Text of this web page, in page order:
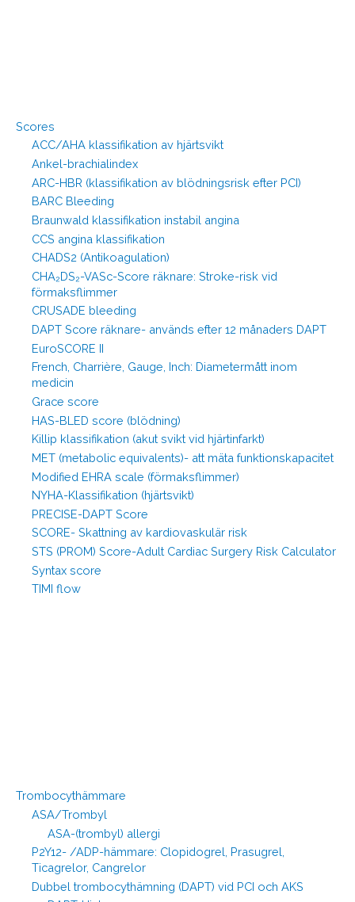
Scores
ACC/AHA klassifikation av hjärtsvikt
Ankel-brachialindex
ARC-HBR (klassifikation av blödningsrisk efter PCI)
BARC Bleeding
Braunwald klassifikation instabil angina
CCS angina klassifikation
CHADS2 (Antikoagulation)
CHA₂DS₂-VASc-Score räknare: Stroke-risk vid
förmaksflimmer
CRUSADE bleeding
DAPT Score räknare- används efter 12 månaders DAPT
EuroSCORE II
French, Charrière, Gauge, Inch: Diametermått inom
medicin
Grace score
HAS-BLED score (blödning)
Killip klassifikation (akut svikt vid hjärtinfarkt)
MET (metabolic equivalents)- att mäta funktionskapacitet
Modified EHRA scale (förmaksflimmer)
NYHA-Klassifikation (hjärtsvikt)
PRECISE-DAPT Score
SCORE- Skattning av kardiovaskulär risk
STS (PROM) Score-Adult Cardiac Surgery Risk Calculator
Syntax score
TIMI flow
Trombocythämmare
ASA/Trombyl
ASA-(trombyl) allergi
P2Y12- /ADP-hämmare: Clopidogrel, Prasugrel,
Ticagrelor, Cangrelor
Dubbel trombocythämning (DAPT) vid PCI och AKS